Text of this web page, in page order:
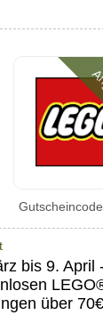
bis 9. April
über